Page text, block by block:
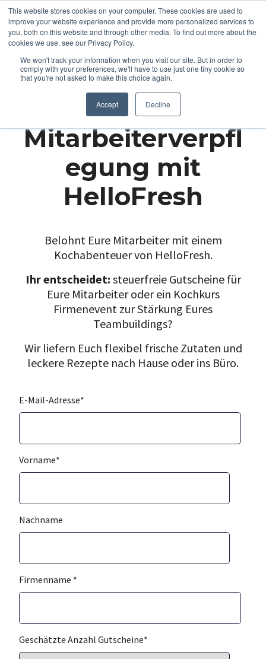
This website stores cookies on your computer. These cookies are used to
improve your website experience and provide more personalized services to
you, both on this website and through other media. To find out more about the
cookies we use, see our Privacy Policy.
We won't track your information when you visit our site. But in order to
comply with your preferences, we'll have to use just one tiny cookie so
that you're not asked to make this choice again.
Accept Decline
Mitarbeiterverpfl
egung mit
HelloFresh
Belohnt Eure Mitarbeiter mit einem
Kochabenteuer von HelloFresh.
Ihr entscheidet: steuerfreie Gutscheine für
Eure Mitarbeiter oder ein Kochkurs
Firmenevent zur Stärkung Eures
Teambuildings?
Wir liefern Euch flexibel frische Zutaten und
leckere Rezepte nach Hause oder ins Büro.
E-Mail-Adresse*
Vorname*
Nachname
Firmenname *
Geschätzte Anzahl Gutscheine*